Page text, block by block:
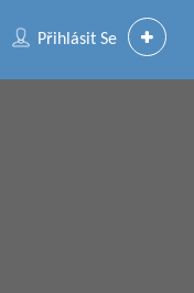
Přihlásit Se